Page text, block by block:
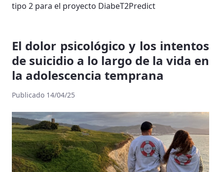
tipo 2 para el proyecto DiabeT2Predict
El dolor psicológico y los intentos
de suicidio a lo largo de la vida en
la adolescencia temprana
Publicado 14/04/25